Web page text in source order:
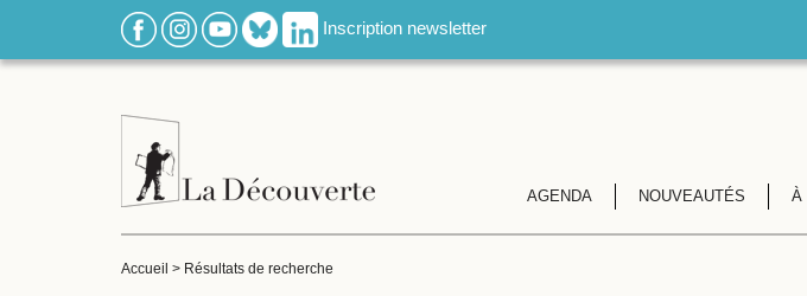
Inscription newsletter
AGENDA NOUVEAUTÉS À
Accueil > Résultats de recherche